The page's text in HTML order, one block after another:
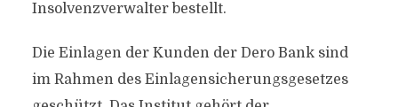
Insolvenzverwalter bestellt.
Die Einlagen der Kunden der Dero Bank sind
im Rahmen des Einlagensicherungsgesetzes